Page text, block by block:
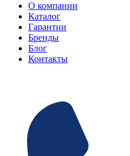
О компании
Каталог
Гарантии
Бренды
Блог
Контакты